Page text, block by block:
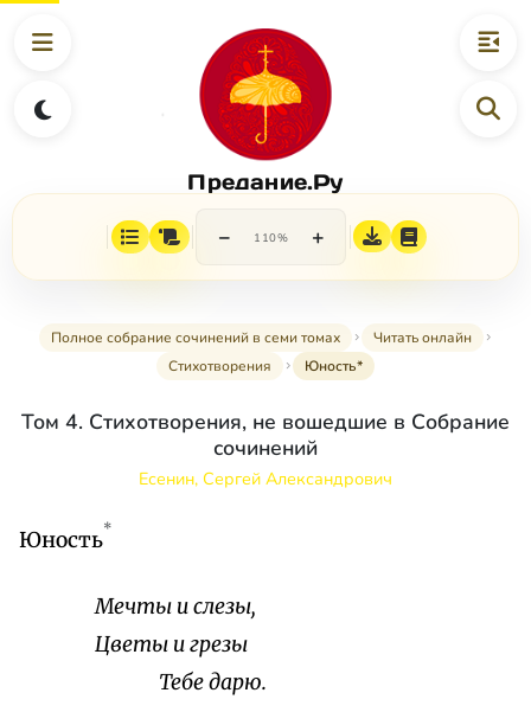
Предание.Ру
− 110% +
Полное собрание сочинений в семи томах
Читать онлайн
Стихотворения
Юность*
Том 4. Стихотворения, не вошедшие в Собрание
сочинений
Есенин, Сергей Александрович
Юность*
Мечты и слезы,
Цветы и грезы
Тебе дарю.